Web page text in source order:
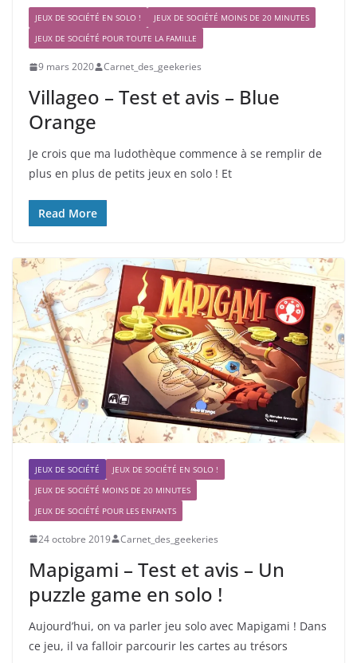
JEUX DE SOCIÉTÉ EN SOLO !
JEUX DE SOCIÉTÉ MOINS DE 20 MINUTES
JEUX DE SOCIÉTÉ POUR TOUTE LA FAMILLE
9 mars 2020 Carnet_des_geekeries
Villageo – Test et avis – Blue
Orange
Je crois que ma ludothèque commence à se remplir de
plus en plus de petits jeux en solo ! Et
Read More
JEUX DE SOCIÉTÉ
JEUX DE SOCIÉTÉ EN SOLO !
JEUX DE SOCIÉTÉ MOINS DE 20 MINUTES
JEUX DE SOCIÉTÉ POUR LES ENFANTS
24 octobre 2019 Carnet_des_geekeries
Mapigami – Test et avis – Un
puzzle game en solo !
Aujourd’hui, on va parler jeu solo avec Mapigami ! Dans
ce jeu, il va falloir parcourir les cartes au trésors